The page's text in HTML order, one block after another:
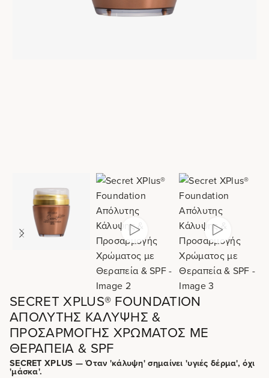
SECRET XPLUS® FOUNDATION
ΑΠΌΛΥΤΗΣ ΚΆΛΥΨΗΣ &
ΠΡΟΣΑΡΜΟΓΉΣ ΧΡΏΜΑΤΟΣ ΜΕ
ΘΕΡΑΠΕΊΑ & SPF
SECRET XPLUS — Όταν 'κάλυψη' σημαίνει 'υγιές δέρμα', όχι
'μάσκα'.